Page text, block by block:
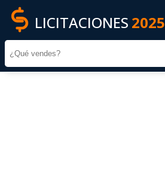
LICITACIONES 2025